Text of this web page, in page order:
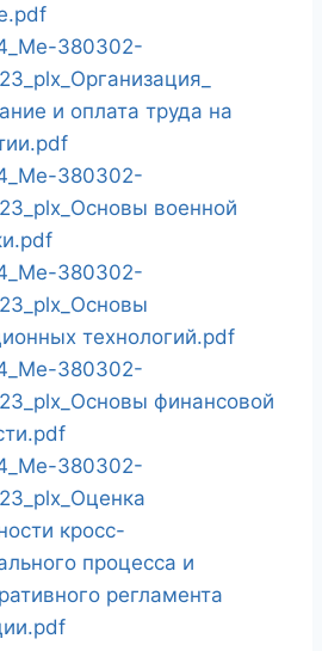
380302-
и оплата труда на
380302-
военной
380302-
технологий.pdf
380302-
финансовой
380302-
кросс-
процесса и
регламента